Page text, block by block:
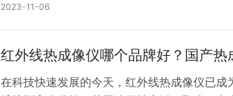
2023-11-06
红外线热成像仪哪个品牌好？国产热
在科技快速发展的今天，红外线热成像仪已